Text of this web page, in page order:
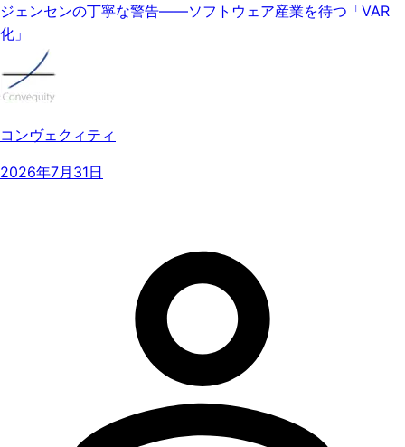
ジェンセンの丁寧な警告——ソフトウェア産業を待つ「VAR
化」
コンヴェクィティ
2026年7月31日